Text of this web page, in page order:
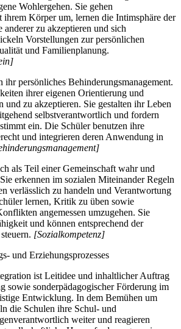
Wohlergehen. Sie gehen
Körper um, lernen die Intimsphäre der
anderer zu akzeptieren und sich
Vorstellungen zur persönlichen
und Familienplanung.
persönliches Behinderungsmanagement.
ihrer eigenen Orientierung und
und zu akzeptieren. Sie gestalten ihr Leben
selbstverantwortlich und fordern
ein. Die Schüler benutzen ihre
und integrieren deren Anwendung in
als Teil einer Gemeinschaft wahr und
erkennen im sozialen Miteinander Regeln
verlässlich zu handeln und Verantwortung
lernen, Kritik zu üben sowie
angemessen umzugehen. Sie
und können entsprechend der
[Sozialkompetenz]
und Erziehungsprozesses
ist Leitidee und inhaltlicher Auftrag
sowie sonderpädagogischer Förderung im
Entwicklung. In dem Bemühen um
die Schulen ihre Schul- und
weiter und reagieren